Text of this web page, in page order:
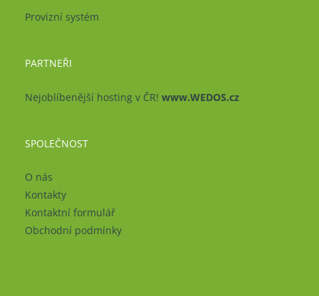
Provizní systém
PARTNEŘI
Nejoblíbenější hosting v ČR! www.WEDOS.cz
SPOLEČNOST
O nás
Kontakty
Kontaktní formulář
Obchodní podmínky